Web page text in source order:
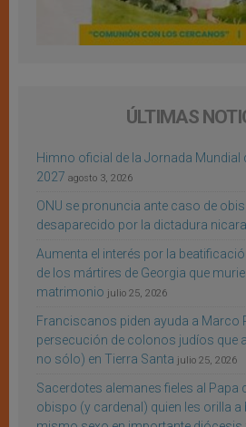
ÚLTIMAS
Himno oficial de la Jornada Mundial
2027 agosto 3, 2026
ONU se pronuncia ante caso de
desaparecido por la dictadura
Aumenta el interés por la
de los mártires de Georgia que
matrimonio julio 25, 2026
Franciscanos piden ayuda a Marco
persecución de colonos judíos que
no sólo) en Tierra Santa julio 25, 2026
Sacerdotes alemanes fieles al
obispo (y cardenal) quien les orilla a